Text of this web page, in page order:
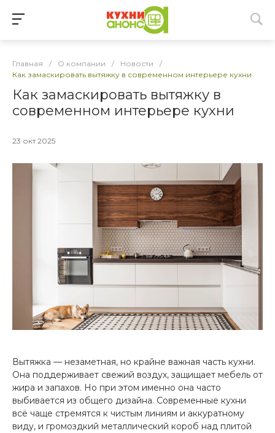
Главная / О компании / Новости
/
Как замаскировать вытяжку в современном интерьере кухни
Как замаскировать вытяжку в
современном интерьере кухни
23 окт 2025
Вытяжка — незаметная, но крайне важная часть кухни.
Она поддерживает свежий воздух, защищает мебель от
жира и запахов. Но при этом именно она часто
выбивается из общего дизайна. Современные кухни
всё чаще стремятся к чистым линиям и аккуратному
виду, и громоздкий металлический короб над плитой